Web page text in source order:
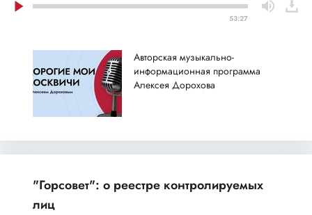
53:27
Авторская музыкально-
информационная программа
Алексея Дорохова
"Горсовет": о реестре контролируемых
лиц